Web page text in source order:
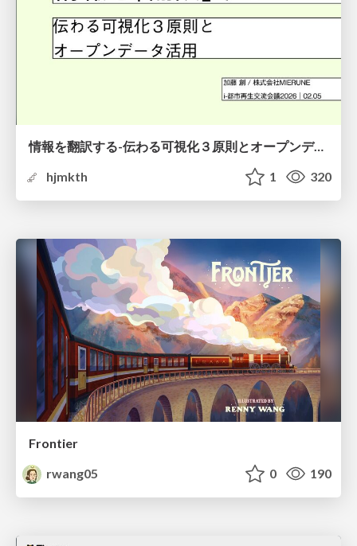
情報を翻訳する-伝わる可視化３原則とオープンデータ活用-
hjmkth
1 320
Frontier
rwang05
0 190